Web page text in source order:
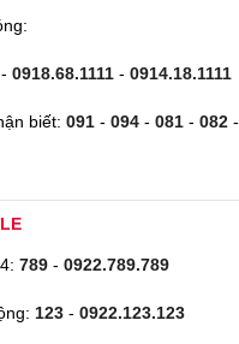
- 0918.68.1111 - 0914.18.1111
biết: 091 - 094 - 081 - 082 -
789 - 0922.789.789
123 - 0922.123.123